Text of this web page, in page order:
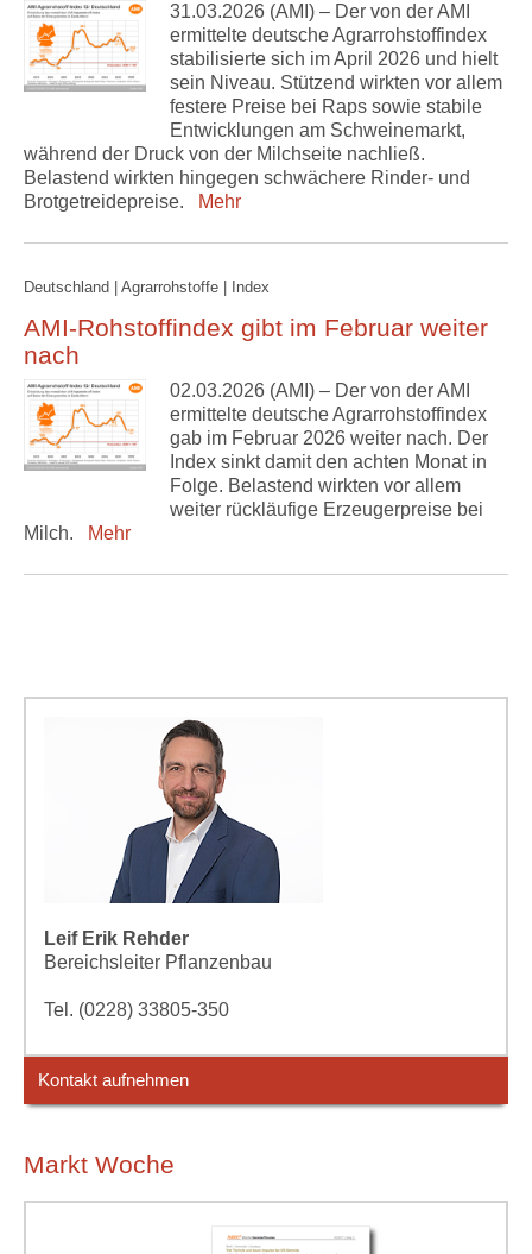
31.03.2026 (AMI) – Der von der AMI
ermittelte deutsche Agrarrohstoffindex
stabilisierte sich im April 2026 und hielt
sein Niveau. Stützend wirkten vor allem
festere Preise bei Raps sowie stabile
Entwicklungen am Schweinemarkt,
während der Druck von der Milchseite nachließ.
Belastend wirkten hingegen schwächere Rinder- und
Brotgetreidepreise.
Mehr
Deutschland | Agrarrohstoffe | Index
AMI-Rohstoffindex gibt im Februar weiter
nach
02.03.2026 (AMI) – Der von der AMI
ermittelte deutsche Agrarrohstoffindex
gab im Februar 2026 weiter nach. Der
Index sinkt damit den achten Monat in
Folge. Belastend wirkten vor allem
weiter rückläufige Erzeugerpreise bei
Milch.
Mehr
Leif Erik Rehder
Bereichsleiter Pflanzenbau
Tel. (0228) 33805-350
Kontakt aufnehmen
Markt Woche